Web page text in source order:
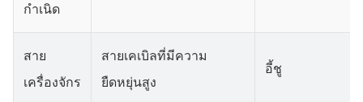
กำเนิด
สาย
เครื่องจักร
สายเคเบิลที่มีความ
ยืดหยุ่นสูง
อี้ชู